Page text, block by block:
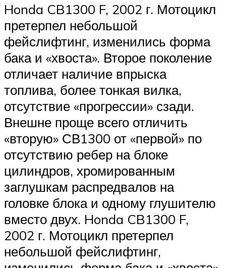
Honda CB1300 F, 2002 г. Мотоцикл
претерпел небольшой
фейслифтинг, изменились форма
бака и «хвоста». Второе поколение
отличает наличие впрыска
топлива, более тонкая вилка,
отсутствие «прогрессии» сзади.
Внешне проще всего отличить
«вторую» СВ1300 от «первой» по
отсутствию ребер на блоке
цилиндров, хромированным
заглушкам распредвалов на
головке блока и одному глушителю
вместо двух. Honda CB1300 F,
2002 г. Мотоцикл претерпел
небольшой фейслифтинг,